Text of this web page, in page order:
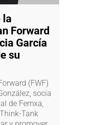
la
Forward
García
su
(FWF)
socia
de Femxa,
Tank